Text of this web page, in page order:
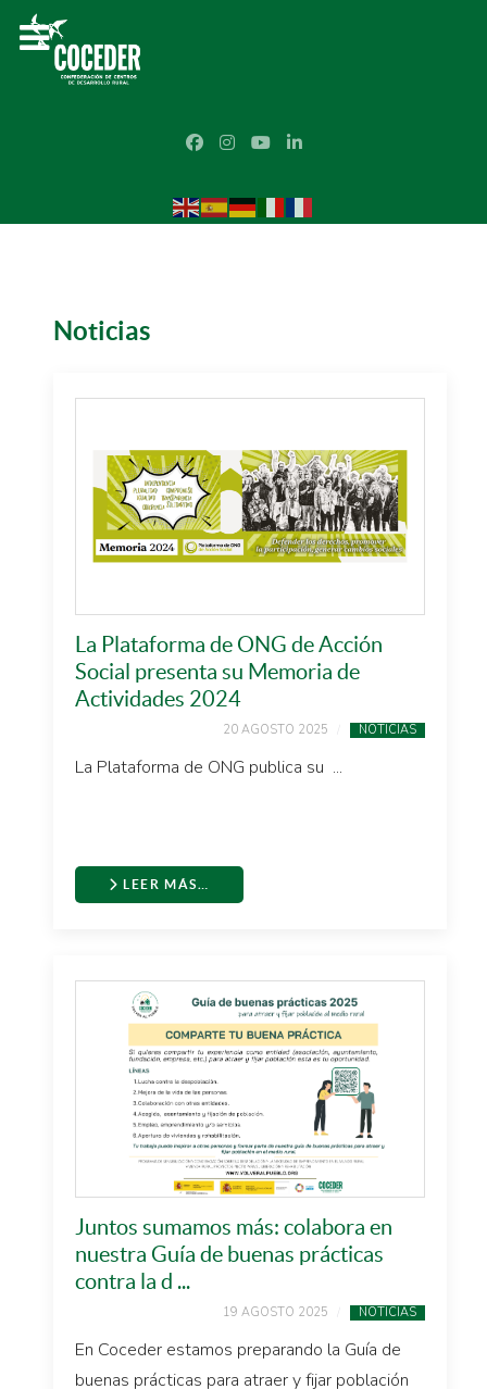
Noticias
La Plataforma de ONG de Acción
Social presenta su Memoria de
Actividades 2024
20 AGOSTO 2025 NOTICIAS
La Plataforma de ONG publica su ...
LEER MÁS…
Juntos sumamos más: colabora en
nuestra Guía de buenas prácticas
contra la d ...
19 AGOSTO 2025 NOTICIAS
En Coceder estamos preparando la Guía de
buenas prácticas para atraer y fijar población